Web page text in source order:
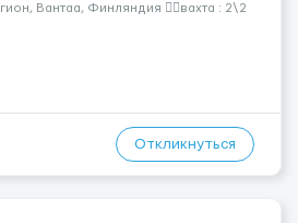
Вантаа, Финляндия 👌🏻вахта : 2\2
БЕСПЛАТНО 📞
Откликнуться